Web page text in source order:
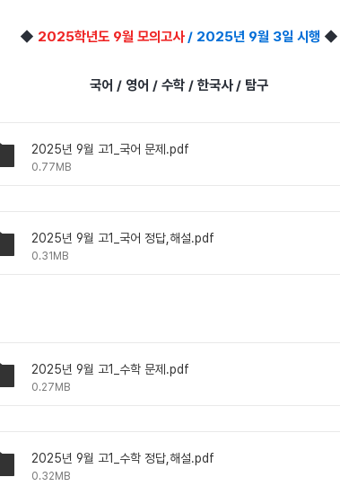
◆ 2025학년도 9월 모의고사 / 2025년 9월 3일 시행 ◆
국어 / 영어 / 수학 / 한국사 / 탐구
2025년 9월 고1_국어 문제.pdf
0.77MB
2025년 9월 고1_국어 정답,해설.pdf
0.31MB
2025년 9월 고1_수학 문제.pdf
0.27MB
2025년 9월 고1_수학 정답,해설.pdf
0.32MB